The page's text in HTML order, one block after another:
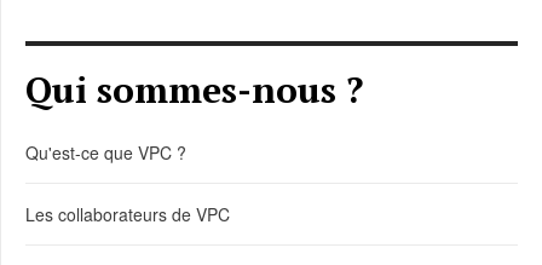
Qui sommes-nous ?
Qu'est-ce que VPC ?
Les collaborateurs de VPC